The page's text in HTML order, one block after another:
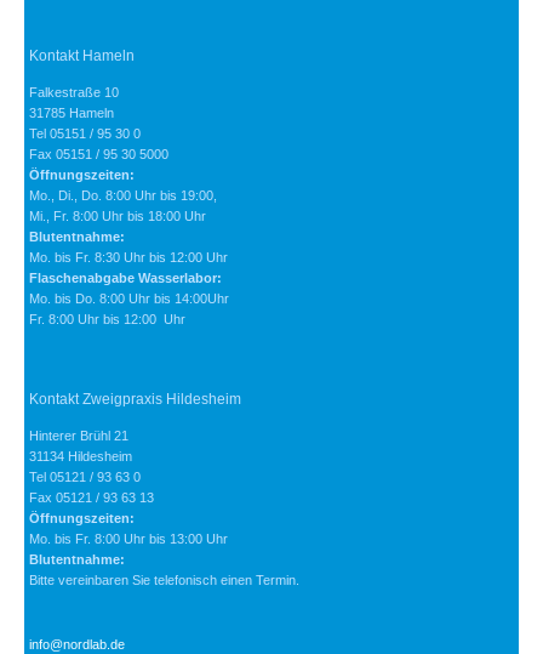
Kontakt Hameln
Falkestraße 10
31785 Hameln
Tel 05151 / 95 30 0
Fax 05151 / 95 30 5000
Öffnungszeiten:
Mo., Di., Do. 8:00 Uhr bis 19:00,
Mi., Fr. 8:00 Uhr bis 18:00 Uhr
Blutentnahme:
Mo. bis Fr. 8:30 Uhr bis 12:00 Uhr
Flaschenabgabe Wasserlabor:
Mo. bis Do. 8:00 Uhr bis 14:00Uhr
Fr. 8:00 Uhr bis 12:00 Uhr
Kontakt Zweigpraxis Hildesheim
Hinterer Brühl 21
31134 Hildesheim
Tel 05121 / 93 63 0
Fax 05121 / 93 63 13
Öffnungszeiten:
Mo. bis Fr. 8:00 Uhr bis 13:00 Uhr
Blutentnahme:
Bitte vereinbaren Sie telefonisch einen Termin.
info@nordlab.de